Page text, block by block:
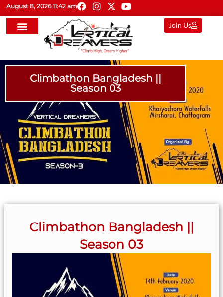
August 8, 2026 11:42 am
Join Us
Climbathon Bangladesh ||
Season 03
Climbathon Bangladesh ||
Season 03